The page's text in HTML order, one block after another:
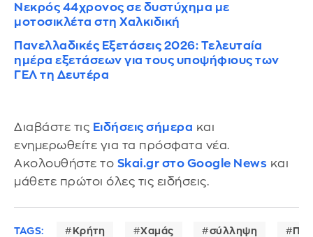
Νεκρός 44χρονος σε δυστύχημα με
μοτοσικλέτα στη Χαλκιδική
Πανελλαδικές Εξετάσεις 2026: Τελευταία
ημέρα εξετάσεων για τους υποψήφιους των
ΓΕΛ τη Δευτέρα
Διαβάστε τις Ειδήσεις σήμερα και
ενημερωθείτε για τα πρόσφατα νέα.
Ακολουθήστε το Skai.gr στο Google News και
μάθετε πρώτοι όλες τις ειδήσεις.
TAGS: Κρήτη Χαμάς σύλληψη